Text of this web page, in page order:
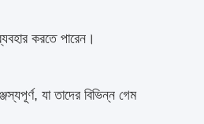
করতে পারেন।
যা তাদের বিভিন্ন গেম